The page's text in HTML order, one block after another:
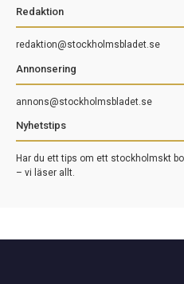
Redaktion
redaktion@stockholmsbladet.se
Annonsering
annons@stockholmsbladet.se
Nyhetstips
Har du ett tips om ett stockholmskt
– vi läser allt.